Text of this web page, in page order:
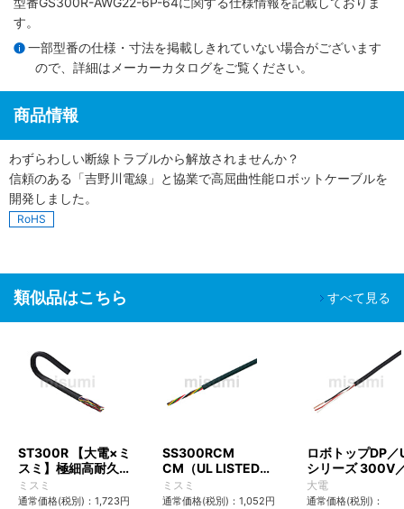
す。
一部型番の仕様・寸法を掲載しきれていない場合がございます
ので、詳細は メーカーカタログをご覧ください。
商品情報
わずらわしい断線トラブルから解放されませんか？
信頼のある「吉野川電線」と協業で高屈曲性能ロボットケーブルを
開発しました。
RoHS
類似品はこちら すべて見る
ST300R 【大電×ミ
スミ】極細高耐久ロ
ボットケーブル（シ
ールド無・有）
ミスミ
通常価格(税別)： 1,723円
SS300RCM
CM（UL LISTED規
格・NEPA対応） 小
径
ミスミ
通常価格(税別)： 1,052円
ロボトップDP／
シリーズ 300V
UL2517
大電
通常価格(税別)：